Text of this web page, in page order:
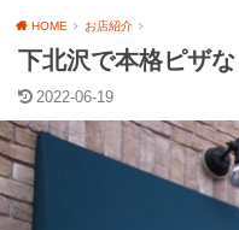
HOME お店紹介
下北沢で本格ピザ
2022-06-19